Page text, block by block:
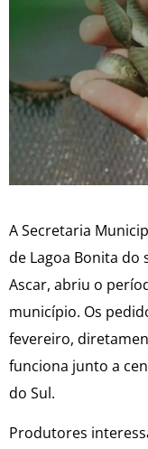
A Secretaria
de Lagoa Bonita do
Ascar, abriu o
município. Os
fevereiro,
funciona junto a
do Sul.
Produtores